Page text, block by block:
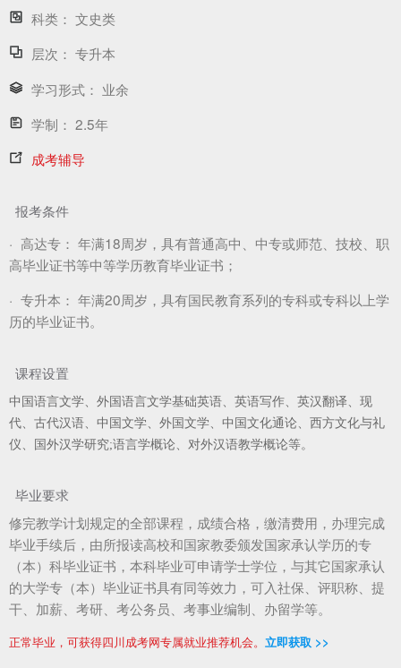
科类： 文史类
层次： 专升本
学习形式： 业余
学制： 2.5年
成考辅导
报考条件
· 高达专： 年满18周岁，具有普通高中、中专或师范、技校、职
高毕业证书等中等学历教育毕业证书；
· 专升本： 年满20周岁，具有国民教育系列的专科或专科以上学
历的毕业证书。
课程设置
中国语言文学、外国语言文学基础英语、英语写作、英汉翻译、现
代、古代汉语、中国文学、外国文学、中国文化通论、西方文化与礼
仪、国外汉学研究;语言学概论、对外汉语教学概论等。
毕业要求
修完教学计划规定的全部课程，成绩合格，缴清费用，办理完成
毕业手续后，由所报读高校和国家教委颁发国家承认学历的专
（本）科毕业证书，本科毕业可申请学士学位，与其它国家承认
的大学专（本）毕业证书具有同等效力，可入社保、评职称、提
干、加薪、考研、考公务员、考事业编制、办留学等。
正常毕业，可获得四川成考网专属就业推荐机会。 立即获取 >>